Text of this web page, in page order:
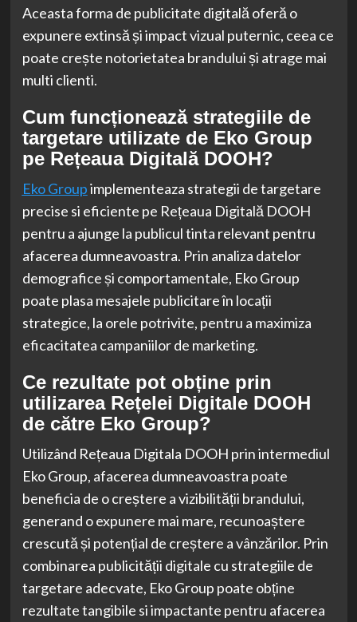
Aceasta forma de publicitate digitală oferă o
expunere extinsă și impact vizual puternic, ceea ce
poate crește notorietatea brandului și atrage mai
multi clienti.
Cum funcționează strategiile de
targetare utilizate de Eko Group
pe Rețeaua Digitală DOOH?
Eko Groupimplementeaza strategii de targetare
precise si eficiente pe Rețeaua Digitală DOOH
pentru a ajunge la publicul tinta relevant pentru
afacerea dumneavoastra. Prin analiza datelor
demografice și comportamentale, Eko Group
poate plasa mesajele publicitare în locații
strategice, la orele potrivite, pentru a maximiza
eficacitatea campaniilor de marketing.
Ce rezultate pot obține prin
utilizarea Rețelei Digitale DOOH
de către Eko Group?
Utilizând Rețeaua Digitala DOOH prin intermediul
Eko Group, afacerea dumneavoastra poate
beneficia de o creștere a vizibilității brandului,
generand o expunere mai mare, recunoaștere
crescută și potențial de creștere a vânzărilor. Prin
combinarea publicității digitale cu strategiile de
targetare adecvate, Eko Group poate obține
rezultate tangibile si impactante pentru afacerea